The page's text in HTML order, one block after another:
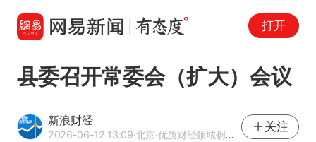
打开
县委召开常委会（扩大）会议
新浪财经
2026-06-12 13:09·北京·优质财经领域创作者
关注